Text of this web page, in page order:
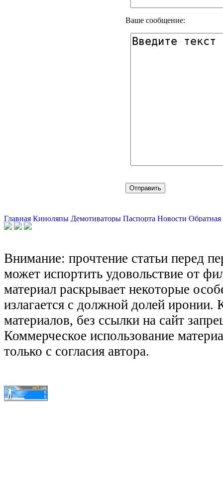
Ваше сообщение:
Главная Киноляпы Демотиваторы Паспорта Новости Обратная
Внимание: прочтение статьи перед
может испортить удовольствие от
материал раскрывает некоторые
излагается с должной долей иронии.
материалов, без ссылки на сайт
Коммерческое использование
только с согласия автора.